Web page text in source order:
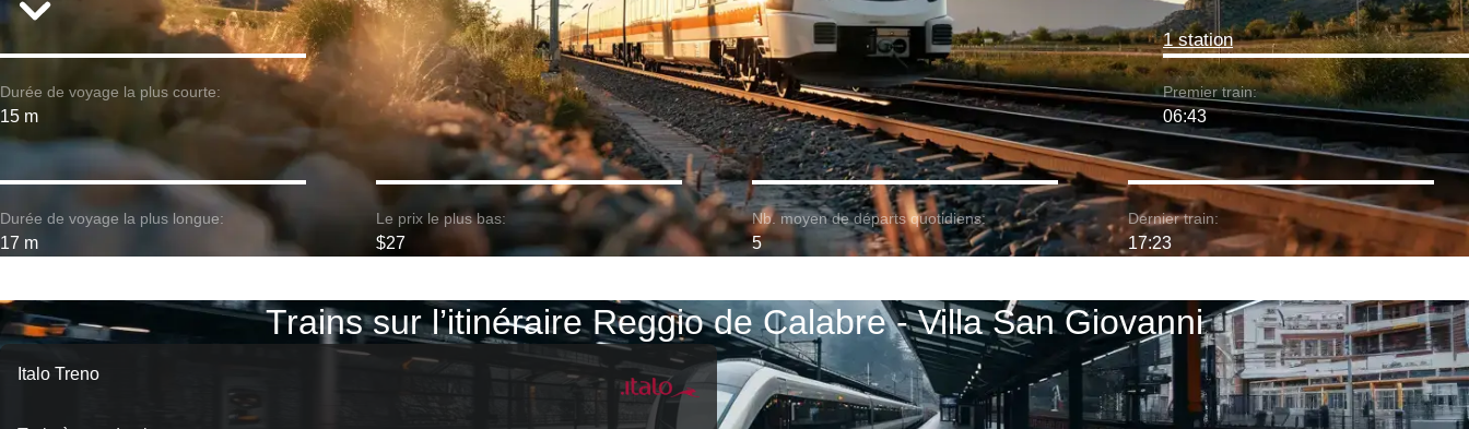
1 station
Durée de voyage la plus courte:
15 m
Premier train:
06:43
Durée de voyage la plus longue:
17 m
Le prix le plus bas:
$27
Nb. moyen de départs quotidiens:
5
Dernier train:
17:23
Trains sur l’itinéraire Reggio de Calabre - Villa San Giovanni
Italo Treno